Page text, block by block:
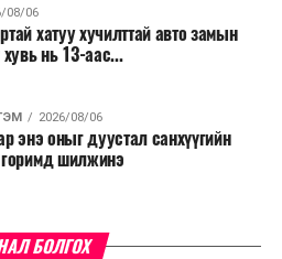
08/06
хатуу хучилттай авто замын
нь 13-аас...
2026/08/06
энэ оныг дуустал санхүүгийн
шилжинэ
БОЛГОХ